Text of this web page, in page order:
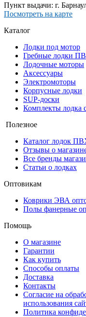
Пункт выдачи: г.
Посмотреть на карте
Каталог
Лодки под мотор
Гребные лодки
Лодочные моторы
Аксессуары
Электромоторы
Корпусные лодки
SUP-доски
Комплекты лодка
Полезное
Каталог лодок
Отзывы о
Все бренды
Статьи о лодках
Оптовикам
Коврики ЭВА
Полы фанерные
Помощь
О магазине
Гарантии
Как купить
Способы оплаты
Доставка
Контакты
Согласие на
использования
Политика